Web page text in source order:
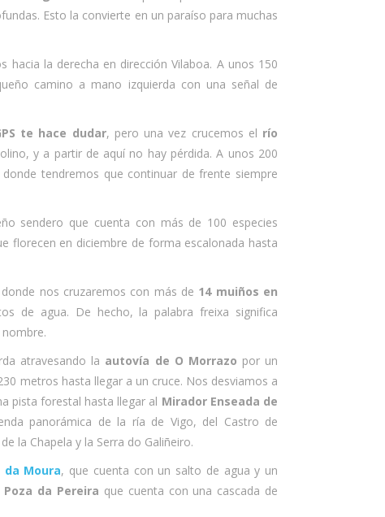
Esto la convierte en un paraíso para muchas
la derecha en dirección Vilaboa. A unos 150
camino a mano izquierda con una señal de
te hace dudar, pero una vez crucemos el río
y a partir de aquí no hay pérdida. A unos 200
tendremos que continuar de frente siempre
sendero que cuenta con más de 100 especies
florecen en diciembre de forma escalonada hasta
nos cruzaremos con más de 14 muiños en
de agua. De hecho, la palabra freixa significa
atravesando la autovía de O Morrazo por un
metros hasta llegar a un cruce. Nos desviamos a
pista forestal hasta llegar al Mirador Enseada de
panorámica de la ría de Vigo, del Castro de
la Chapela y la Serra do Galiñeiro.
da Moura, que cuenta con un salto de agua y un
Poza da Pereira que cuenta con una cascada de